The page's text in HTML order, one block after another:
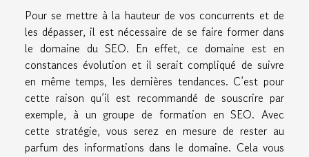
Pour se mettre à la hauteur de vos concurrents et de
les dépasser, il est nécessaire de se faire former dans
le domaine du SEO. En effet, ce domaine est en
constances évolution et il serait compliqué de suivre
en même temps, les dernières tendances. C’est pour
cette raison qu’il est recommandé de souscrire par
exemple, à un groupe de formation en SEO. Avec
cette stratégie, vous serez en mesure de rester au
parfum des informations dans le domaine. Cela vous